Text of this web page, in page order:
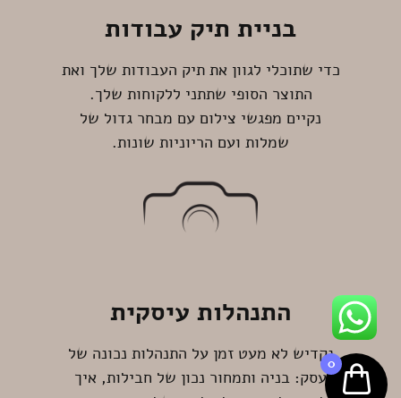
בניית תיק עבודות
כדי שתוכלי לגוון את תיק העבודות שלך ואת
התוצר הסופי שתתני ללקוחות שלך.
נקיים מפגשי צילום עם מבחר גדול של
שמלות ועם הריוניות שונות.
התנהלות עיסקית
נקדיש לא מעט זמן על התנהלות נכונה של
עסק: בניה ותמחור נכון של חבילות, איך
0